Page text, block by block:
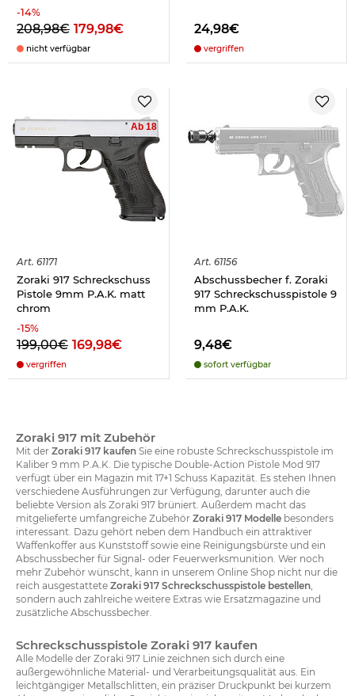
-14%
208,98€ 179,98€
nicht verfügbar
24,98€
vergriffen
Ab 18
Art. 61171
Zoraki 917 Schreckschuss
Pistole 9mm P.A.K. matt
chrom
-15%
199,00€ 169,98€
vergriffen
Art. 61156
Abschussbecher f. Zoraki
917 Schreckschusspistole 9
mm P.A.K.
9,48€
sofort verfügbar
Zoraki 917 mit Zubehör
Mit der Zoraki 917 kaufen Sie eine robuste Schreckschusspistole im
Kaliber 9 mm P.A.K. Die typische Double-Action Pistole Mod 917
verfügt über ein Magazin mit 17+1 Schuss Kapazität. Es stehen Ihnen
verschiedene Ausführungen zur Verfügung, darunter auch die
beliebte Version als Zoraki 917 brüniert. Außerdem macht das
mitgelieferte umfangreiche Zubehör Zoraki 917 Modelle besonders
interessant. Dazu gehört neben dem Handbuch ein attraktiver
Waffenkoffer aus Kunststoff sowie eine Reinigungsbürste und ein
Abschussbecher für Signal- oder Feuerwerksmunition. Wer noch
mehr Zubehör wünscht, kann in unserem Online Shop nicht nur die
reich ausgestattete Zoraki 917 Schreckschusspistole bestellen,
sondern auch zahlreiche weitere Extras wie Ersatzmagazine und
zusätzliche Abschussbecher.
Schreckschusspistole Zoraki 917 kaufen
Alle Modelle der Zoraki 917 Linie zeichnen sich durch eine
außergewöhnliche Material- und Verarbeitungsqualität aus. Ein
leichtgängiger Metallschlitten, ein präziser Druckpunkt bei kurzem